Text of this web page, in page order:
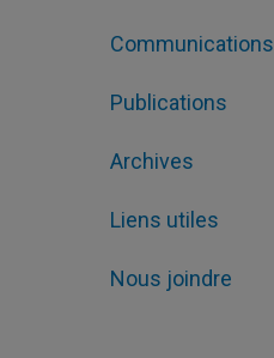
Communications
Publications
Archives
Liens utiles
Nous joindre